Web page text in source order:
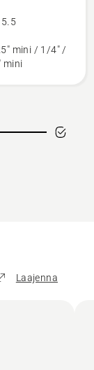
mini / 1/4" /
mini
Laajenna